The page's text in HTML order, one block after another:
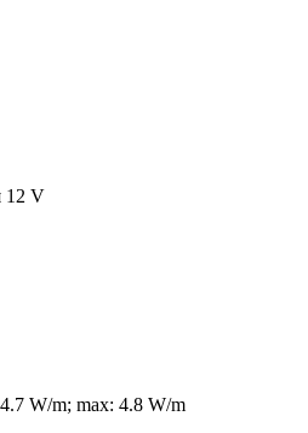
12 V
W/m; max: 4.8 W/m